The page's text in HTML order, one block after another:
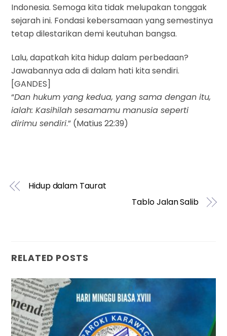
Indonesia. Semoga kita tidak melupakan tonggak
sejarah ini. Fondasi kebersamaan yang semestinya
tetap dilestarikan demi keutuhan bangsa.
Lalu, dapatkah kita hidup dalam perbedaan?
Jawabannya ada di dalam hati kita sendiri.
[GANDES]
“Dan hukum yang kedua, yang sama dengan itu,
ialah: Kasihilah sesamamu manusia seperti
dirimu sendiri.” (Matius 22:39)
Hidup dalam Taurat
Tablo Jalan Salib
RELATED POSTS